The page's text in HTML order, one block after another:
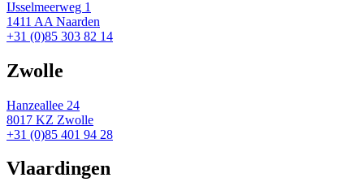
IJsselmeerweg 1
1411 AA Naarden
+31 (0)85 303 82 14
Zwolle
Hanzeallee 24
8017 KZ Zwolle
+31 (0)85 401 94 28
Vlaardingen